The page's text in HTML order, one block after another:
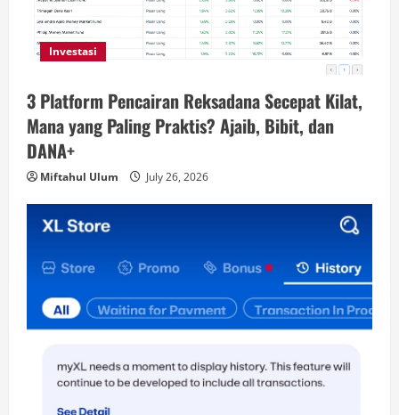
Investasi
3 Platform Pencairan Reksadana Secepat Kilat,
Mana yang Paling Praktis? Ajaib, Bibit, dan
DANA+
Miftahul Ulum July 26, 2026